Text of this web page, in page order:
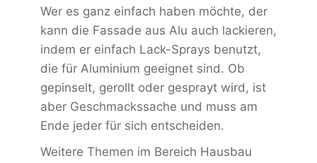
Wer es ganz einfach haben möchte, der
kann die Fassade aus Alu auch lackieren,
indem er einfach Lack-Sprays benutzt,
die für Aluminium geeignet sind. Ob
gepinselt, gerollt oder gesprayt wird, ist
aber Geschmackssache und muss am
Ende jeder für sich entscheiden.
Weitere Themen im Bereich Hausbau